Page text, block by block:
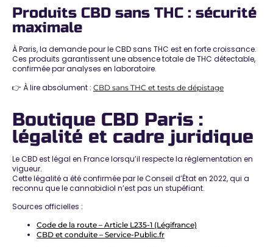
Produits CBD sans THC : sécurité
maximale
À Paris, la demande pour leCBD sans THC est en forte croissance.
Ces produits garantissent uneabsence totale de THC détectable,
confirmée par analyses en laboratoire.
👉 À lire absolument : CBD sans THC et tests de dépistage
Boutique CBD Paris :
légalité et cadre juridique
Le CBD est légal en France lorsqu’il respecte la réglementation en
vigueur.
Cette légalité a été confirmée par leConseil d’État en 2022, qui a
reconnu que le cannabidiol n’est pas un stupéfiant.
Sources officielles :
Code de la route – Article L235-1 (Légifrance)
CBD et conduite – Service-Public.fr